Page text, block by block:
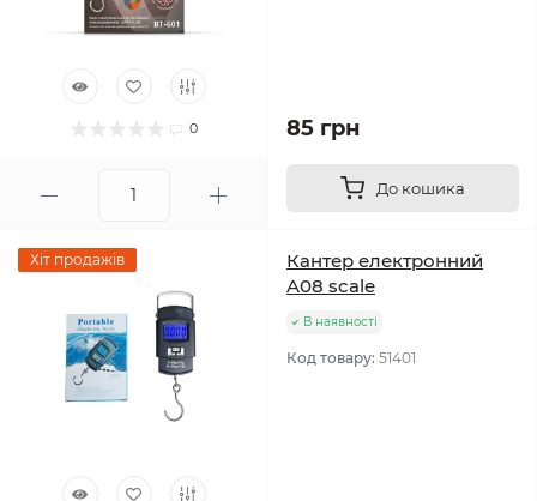
0 85 грн
До кошика
Хіт продажів
Кантер електронний
A08 scale
В наявності
Код товару: 51401